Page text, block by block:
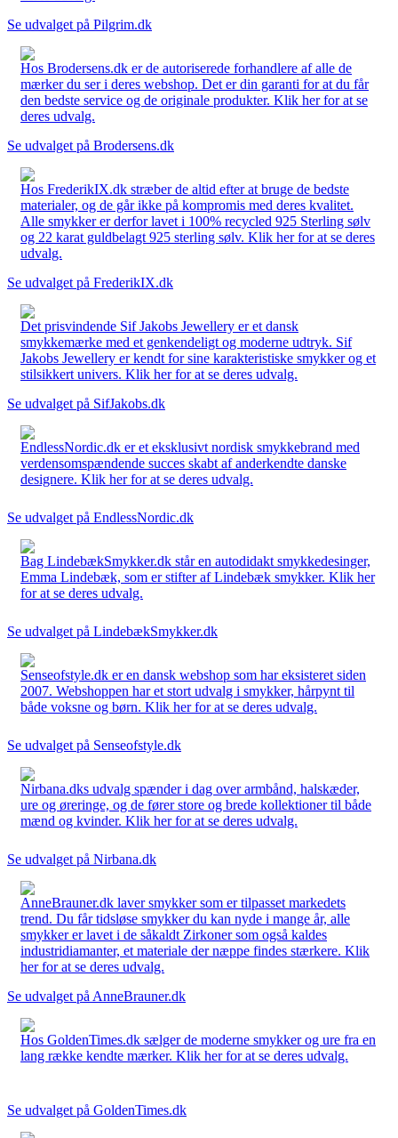
Se udvalget på Pilgrim.dk
Hos Brodersens.dk er de autoriserede forhandlere af alle de
mærker du ser i deres webshop. Det er din garanti for at du får
den bedste service og de originale produkter. Klik her for at se
deres udvalg.
Se udvalget på Brodersens.dk
Hos FrederikIX.dk stræber de altid efter at bruge de bedste
materialer, og de går ikke på kompromis med deres kvalitet.
Alle smykker er derfor lavet i 100% recycled 925 Sterling sølv
og 22 karat guldbelagt 925 sterling sølv. Klik her for at se deres
udvalg.
Se udvalget på FrederikIX.dk
Det prisvindende Sif Jakobs Jewellery er et dansk
smykkemærke med et genkendeligt og moderne udtryk. Sif
Jakobs Jewellery er kendt for sine karakteristiske smykker og et
stilsikkert univers. Klik her for at se deres udvalg.
Se udvalget på SifJakobs.dk
EndlessNordic.dk er et eksklusivt nordisk smykkebrand med
verdensomspændende succes skabt af anderkendte danske
designere. Klik her for at se deres udvalg.
Se udvalget på EndlessNordic.dk
Bag LindebækSmykker.dk står en autodidakt smykkedesinger,
Emma Lindebæk, som er stifter af Lindebæk smykker. Klik her
for at se deres udvalg.
Se udvalget på LindebækSmykker.dk
Senseofstyle.dk er en dansk webshop som har eksisteret siden
2007. Webshoppen har et stort udvalg i smykker, hårpynt til
både voksne og børn. Klik her for at se deres udvalg.
Se udvalget på Senseofstyle.dk
Nirbana.dks udvalg spænder i dag over armbånd, halskæder,
ure og øreringe, og de fører store og brede kollektioner til både
mænd og kvinder. Klik her for at se deres udvalg.
Se udvalget på Nirbana.dk
AnneBrauner.dk laver smykker som er tilpasset markedets
trend. Du får tidsløse smykker du kan nyde i mange år, alle
smykker er lavet i de såkaldt Zirkoner som også kaldes
industridiamanter, et materiale der næppe findes stærkere. Klik
her for at se deres udvalg.
Se udvalget på AnneBrauner.dk
Hos GoldenTimes.dk sælger de moderne smykker og ure fra en
lang række kendte mærker. Klik her for at se deres udvalg.
Se udvalget på GoldenTimes.dk